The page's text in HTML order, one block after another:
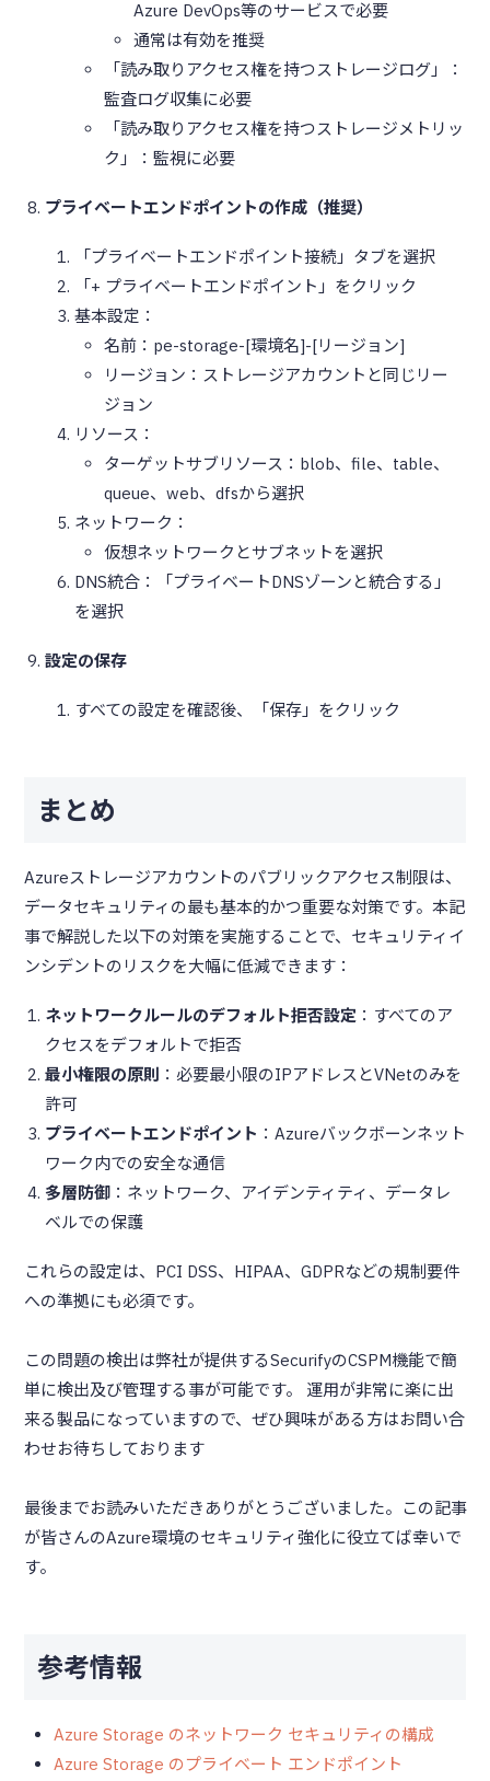
Azure DevOps等のサービスで必要
通常は有効を推奨
「読み取りアクセス権を持つストレージログ」：
監査ログ収集に必要
「読み取りアクセス権を持つストレージメトリッ
ク」：監視に必要
プライベートエンドポイントの作成（推奨）
「プライベートエンドポイント接続」タブを選択
「+ プライベートエンドポイント」をクリック
基本設定：
名前：pe-storage-[環境名]-[リージョン]
リージョン：ストレージアカウントと同じリー
ジョン
リソース：
ターゲットサブリソース：blob、file、table、
queue、web、dfsから選択
ネットワーク：
仮想ネットワークとサブネットを選択
DNS統合：「プライベートDNSゾーンと統合する」
を選択
設定の保存
すべての設定を確認後、「保存」をクリック
まとめ
Azureストレージアカウントのパブリックアクセス制限は、
データセキュリティの最も基本的かつ重要な対策です。本記
事で解説した以下の対策を実施することで、セキュリティイ
ンシデントのリスクを大幅に低減できます：
ネットワークルールのデフォルト拒否設定 ：すべてのア
クセスをデフォルトで拒否
最小権限の原則 ：必要最小限のIPアドレスとVNetのみを
許可
プライベートエンドポイント ：Azureバックボーンネット
ワーク内での安全な通信
多層防御 ：ネットワーク、アイデンティティ、データレ
ベルでの保護
これらの設定は、PCI DSS、HIPAA、GDPRなどの規制要件
への準拠にも必須です。
この問題の検出は弊社が提供するSecurifyのCSPM機能で簡
単に検出及び管理する事が可能です。 運用が非常に楽に出
来る製品になっていますので、ぜひ興味がある方はお問い合
わせお待ちしております
最後までお読みいただきありがとうございました。この記事
が皆さんのAzure環境のセキュリティ強化に役立てば幸いで
す。
参考情報
Azure Storage のネットワーク セキュリティの構成
Azure Storage のプライベート エンドポイント